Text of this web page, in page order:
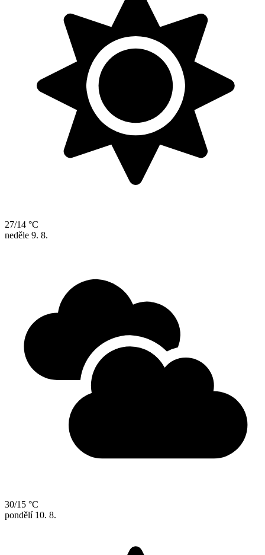
27/14 °C
neděle 9. 8.
30/15 °C
pondělí 10. 8.